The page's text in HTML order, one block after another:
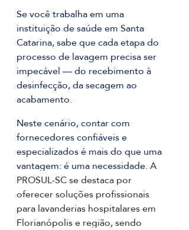
Se você trabalha em uma
instituição de saúde em Santa
Catarina, sabe que cada etapa do
processo de lavagem precisa ser
impecável — do recebimento à
desinfecção, da secagem ao
acabamento.
Neste cenário, contar com
fornecedores confiáveis e
especializados é mais do que uma
vantagem: é uma necessidade. A
PROSUL-SC se destaca por
oferecer soluções profissionais
para lavanderias hospitalares em
Florianópolis e região, sendo